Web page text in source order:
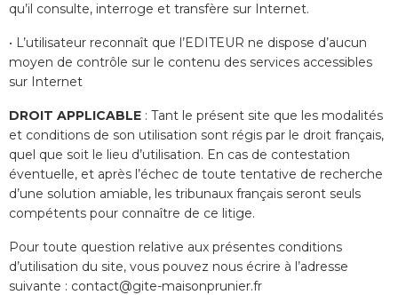
qu’il consulte, interroge et transfère sur Internet.
• L’utilisateur reconnaît que l’EDITEUR ne dispose d’aucun
moyen de contrôle sur le contenu des services accessibles
sur Internet
DROIT APPLICABLE : Tant le présent site que les modalités
et conditions de son utilisation sont régis par le droit français,
quel que soit le lieu d’utilisation. En cas de contestation
éventuelle, et après l’échec de toute tentative de recherche
d’une solution amiable, les tribunaux français seront seuls
compétents pour connaître de ce litige.
Pour toute question relative aux présentes conditions
d’utilisation du site, vous pouvez nous écrire à l’adresse
suivante : contact@gite-maisonprunier.fr